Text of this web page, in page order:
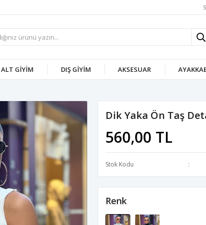
ALT GIYIM DIŞ GIYIM AKSESUAR
Dik Yaka Ön Taş
560,00 TL
Stok Kodu
Renk